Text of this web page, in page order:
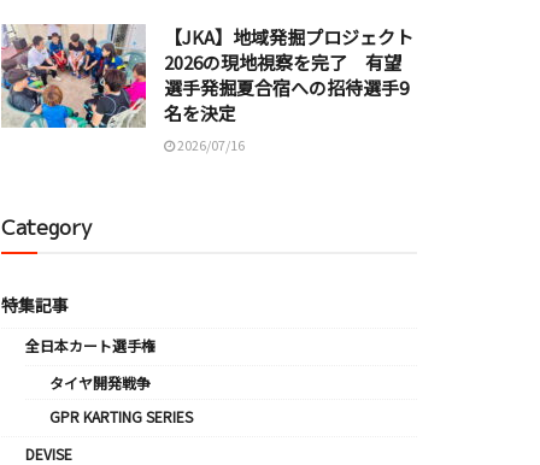
【JKA】地域発掘プロジェクト
2026の現地視察を完了 有望
選手発掘夏合宿への招待選手9
名を決定
2026/07/16
Category
特集記事
全日本カート選手権
タイヤ開発戦争
GPR KARTING SERIES
DEVISE